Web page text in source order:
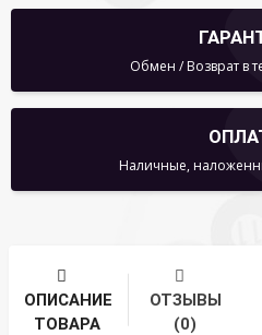
Обмен / Возврат в
Наличные,
ОПИСАНИЕ
ТОВАРА
ОТЗЫВЫ
(0)